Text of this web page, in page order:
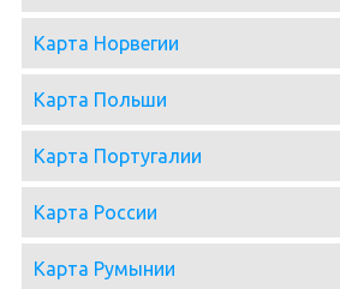
Карта Норвегии
Карта Польши
Карта Португалии
Карта России
Карта Румынии